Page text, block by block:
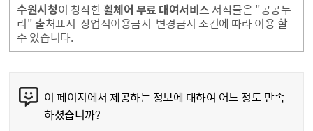
수원시청이 창작한휠체어 무료 대여서비스 저작물은 "공공누
리" 출처표시-상업적이용금지-변경금지 조건에 따라 이용 할
수 있습니다.
이 페이지에서 제공하는 정보에 대하여 어느 정도 만족
하셨습니까?